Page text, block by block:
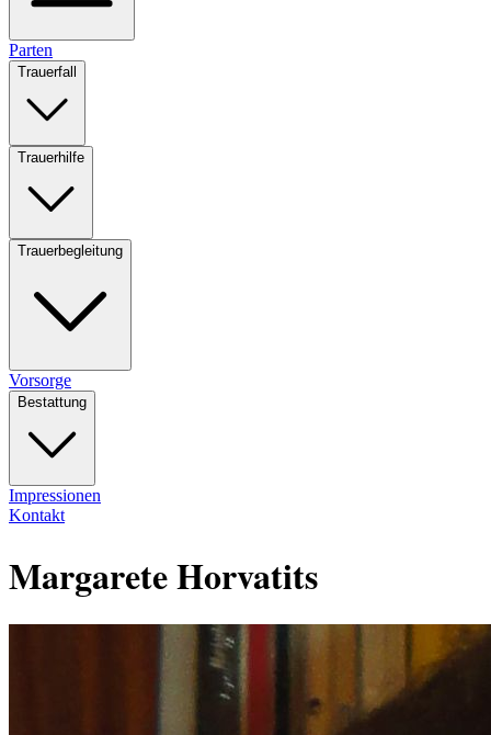
Parten
Trauerfall
Trauerhilfe
Trauerbegleitung
Vorsorge
Bestattung
Impressionen
Kontakt
Margarete Horvatits